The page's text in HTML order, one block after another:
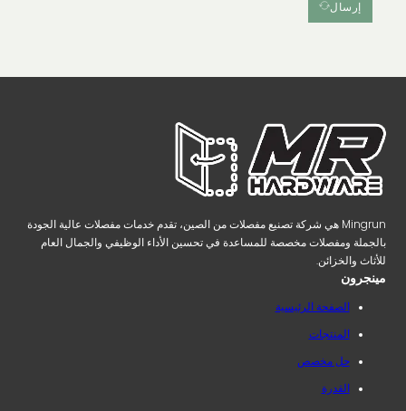
إرسال
Mingrun هي شركة تصنيع مفصلات من الصين، تقدم خدمات مفصلات عالية الجودة
بالجملة ومفصلات مخصصة للمساعدة في تحسين الأداء الوظيفي والجمال العام
للأثاث والخزائن.
مينجرون
الصفحة الرئيسية
المنتجات
حل مخصص
القدرة